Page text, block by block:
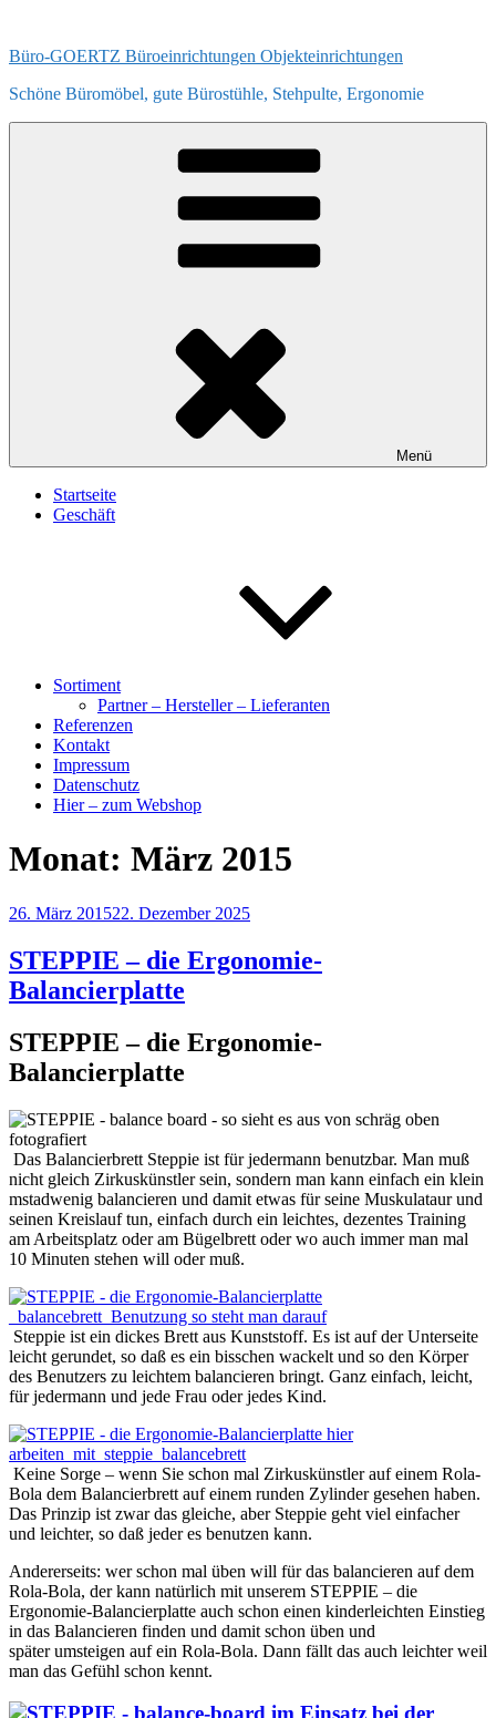
springen
Büro-GOERTZ Büroeinrichtungen Objekteinrichtungen
Schöne Büromöbel, gute Bürostühle, Stehpulte, Ergonomie
Menü
Startseite
Geschäft
Sortiment
Partner – Hersteller – Lieferanten
Referenzen
Kontakt
Impressum
Datenschutz
Hier – zum Webshop
Monat: März 2015
Veröffentlicht
26. März 201522. Dezember 2025
STEPPIE – die Ergonomie-
Balancierplatte
STEPPIE – die Ergonomie-
Balancierplatte
Das Balancierbrett Steppie ist für jedermann benutzbar. Man muß
nicht gleich Zirkuskünstler sein, sondern man kann einfach ein klein
mstadwenig balancieren und damit etwas für seine Muskulataur und
seinen Kreislauf tun, einfach durch ein leichtes, dezentes Training
am Arbeitsplatz oder am Bügelbrett oder wo auch immer man mal
10 Minuten stehen will oder muß.
Steppie ist ein dickes Brett aus Kunststoff. Es ist auf der Unterseite
leicht gerundet, so daß es ein bisschen wackelt und so den Körper
des Benutzers zu leichtem balancieren bringt. Ganz einfach, leicht,
für jedermann und jede Frau oder jedes Kind.
Keine Sorge – wenn Sie schon mal Zirkuskünstler auf einem Rola-
Bola dem Balancierbrett auf einem runden Zylinder gesehen haben.
Das Prinzip ist zwar das gleiche, aber Steppie geht viel einfacher
und leichter, so daß jeder es benutzen kann.
Andererseits: wer schon mal üben will für das balancieren auf dem
Rola-Bola, der kann natürlich mit unserem STEPPIE – die
Ergonomie-Balancierplatte auch schon einen kinderleichten Einstieg
in das Balancieren finden und damit schon üben und
später umsteigen auf ein Rola-Bola. Dann fällt das auch leichter weil
man das Gefühl schon kennt.